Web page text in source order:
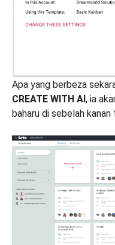
Apa yang berbeza
CREATE WITH AI, ia
baharu di sebelah